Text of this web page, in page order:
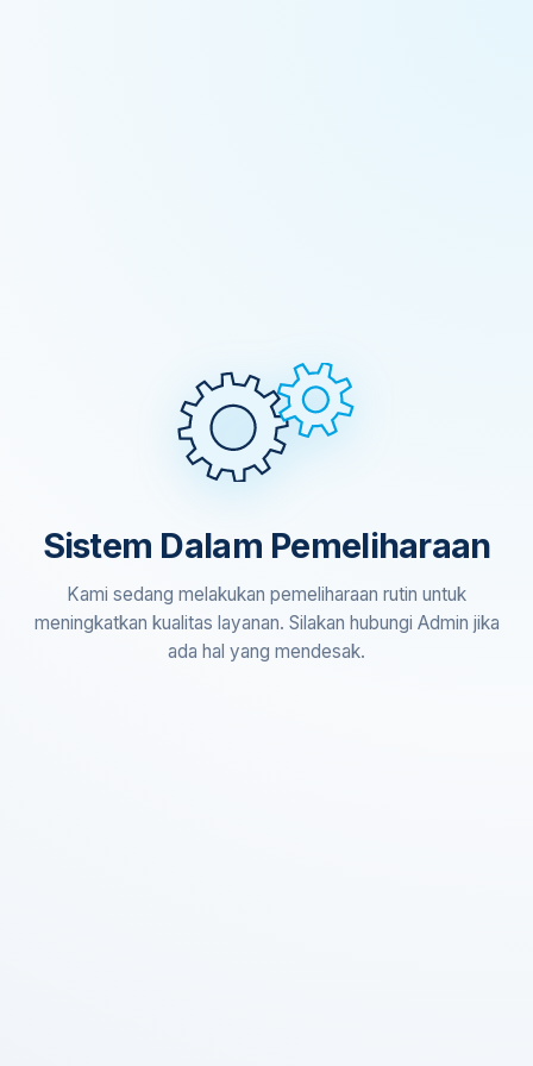
Sistem Dalam Pemeliharaan
Kami sedang melakukan pemeliharaan rutin untuk
meningkatkan kualitas layanan. Silakan hubungi Admin jika
ada hal yang mendesak.